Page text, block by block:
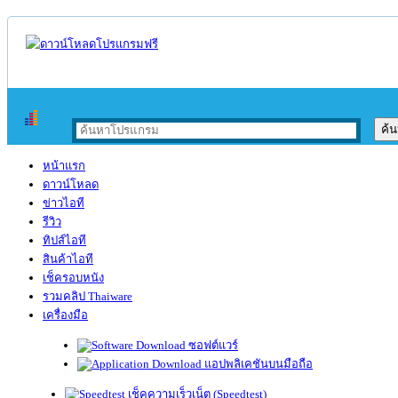
หน้าแรก
ดาวน์โหลด
ข่าวไอที
รีวิว
ทิปส์ไอที
สินค้าไอที
เช็ครอบหนัง
รวมคลิป Thaiware
เครื่องมือ
ซอฟต์แวร์
แอปพลิเคชันบนมือถือ
เช็คความเร็วเน็ต (Speedtest)